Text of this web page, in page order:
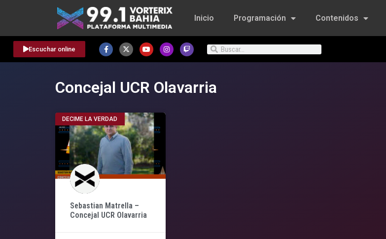
Inicio Programación Contenidos
Escuchar online
Concejal UCR Olavarria
DECIME LA VERDAD
Sebastian Matrella –
Concejal UCR Olavarria